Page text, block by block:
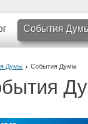
События
Думы События Думы